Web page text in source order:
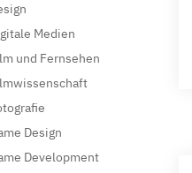
Medien
und Fernsehen
Design
Development